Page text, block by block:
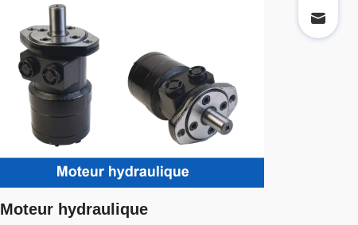
Moteur hydraulique